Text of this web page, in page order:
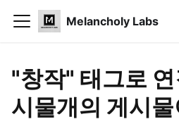
Melancholy Labs
"창작" 태그로
시물개의 게시